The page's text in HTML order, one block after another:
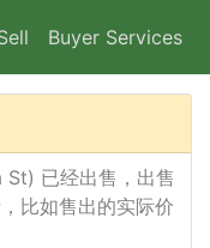
Buyer Services
已经出售，出售
比如售出的实际价